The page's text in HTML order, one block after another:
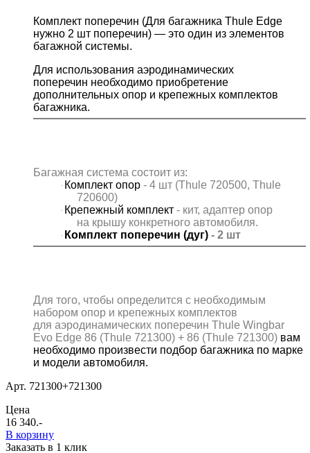
Комплект поперечин (Для багажника Thule Edge
нужно 2 шт поперечин) — это один из элементов
багажной системы.
Для использования аэродинамических
поперечин необходимо приобретение
дополнительных опор и крепежных комплектов
багажника.
Багажная система состоит из:
· Комплект опор - 4 шт (Thule 720500, Thule
720600)
· Крепежный комплект - кит, адаптер опор
на крышу конкретного автомобиля.
· Комплект поперечин (дуг) - 2 шт
Для того, чтобы определится с необходимым
набором опор и крепежных комплектов
для аэродинамических поперечин Thule Wingbar
Evo Edge 86 (Thule 721300) + 86 (Thule 721300) вам
необходимо произвести подбор багажника по марке
и модели автомобиля.
Арт. 721300+721300
Цена
16 340.-
В корзину
Заказать в 1 клик